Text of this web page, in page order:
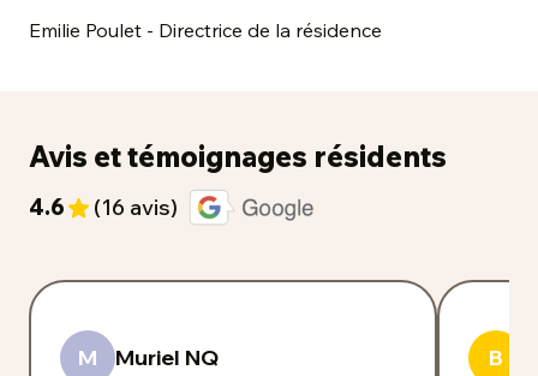
Emilie Poulet - Directrice de la résidence
Avis et témoignages résidents
4.6 (16 avis)
M Muriel NQ B